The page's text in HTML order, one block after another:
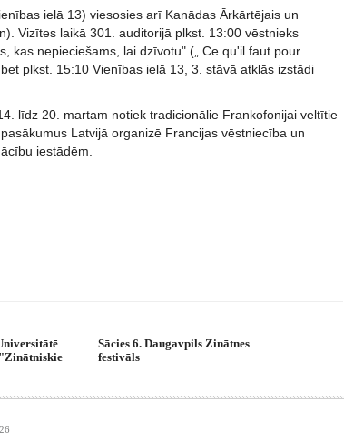
ielā 13) viesosies arī Kanādas Ārkārtējais un
Vizītes laikā 301. auditorijā plkst. 13:00 vēstnieks
kas nepieciešams, lai dzīvotu" („ Ce qu'il faut pour
plkst. 15:10 Vienības ielā 13, 3. stāvā atklās izstādi
līdz 20. martam notiek tradicionālie Frankofonijai veltītie
Latvijā organizē Francijas vēstniecība un
iestādēm.
Sācies 6. Daugavpils Zinātnes
festivāls